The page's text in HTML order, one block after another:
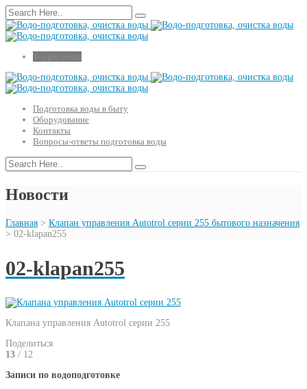
Подготовка воды в быту
Оборудование
Контакты
Вопросы-ответы подготовка воды
Новости
Главная > Клапан управления Autotrol серии 255 бытового назначения
> 02-klapan255
02-klapan255
Клапана управления Autotrol серии 255
Поделиться
13 / 12
Записи по водоподготовке